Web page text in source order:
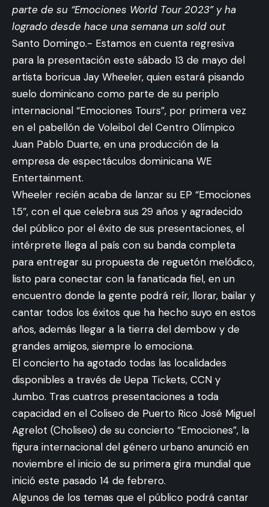
parte de su “Emociones World Tour 2023” y ha
logrado desde hace una semana un sold out
Santo Domingo.- Estamos en cuenta regresiva
para la presentación este sábado 13 de mayo del
artista boricua Jay Wheeler, quien estará pisando
suelo dominicano como parte de su periplo
internacional “Emociones Tours”, por primera vez
en el pabellón de Voleibol del Centro Olímpico
Juan Pablo Duarte, en una producción de la
empresa de espectáculos dominicana WE
Entertainment.
Wheeler recién acaba de lanzar su EP “Emociones
1.5”, con el que celebra sus 29 años y agradecido
del público por el éxito de sus presentaciones, el
intérprete llega al país con su banda completa
para entregar su propuesta de reguetón melódico,
listo para conectar con la fanaticada fiel, en un
encuentro donde la gente podrá reír, llorar, bailar y
cantar todos los éxitos que ha hecho suyo en estos
años, además llegar a la tierra del dembow y de
grandes amigos, siempre lo emociona.
El concierto ha agotado todas las localidades
disponibles a través de Uepa Tickets, CCN y
Jumbo. Tras cuatros presentaciones a toda
capacidad en el Coliseo de Puerto Rico José Miguel
Agrelot (Choliseo) de su concierto “Emociones”, la
figura internacional del género urbano anunció en
noviembre el inicio de su primera gira mundial que
inició este pasado 14 de febrero.
Algunos de los temas que el público podrá cantar